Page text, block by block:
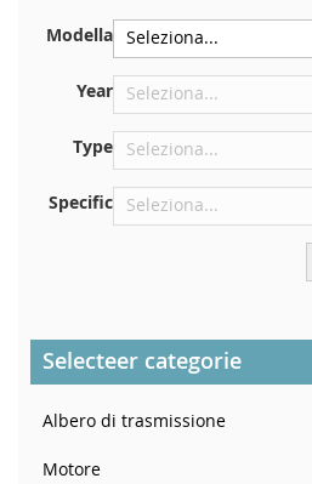
Sulla piastra inferiore del
Centrare contro la paratia
Proprio nel vano motore
Nel montante della portiera
Modella
Year
Type
Specific
Selecteer categorie
Albero di trasmissione
Motore